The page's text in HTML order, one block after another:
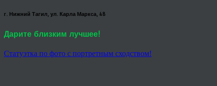
г. Нижний Тагил, ул. Карла Маркса, 48
Дарите близким лучшее!
Статуэтка по фото с портретным сходством!